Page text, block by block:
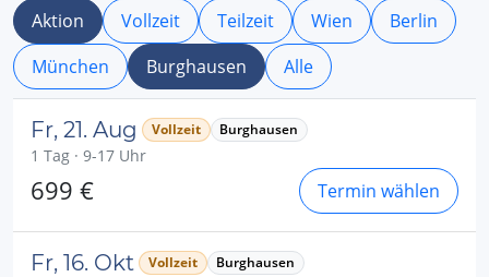
Aktion Vollzeit Teilzeit Wien
Berlin
München
Burghausen Alle
Fr, 21. Aug Vollzeit Burghausen
1 Tag · 9-17 Uhr
699 € Termin wählen
Fr, 16. Okt Vollzeit Burghausen